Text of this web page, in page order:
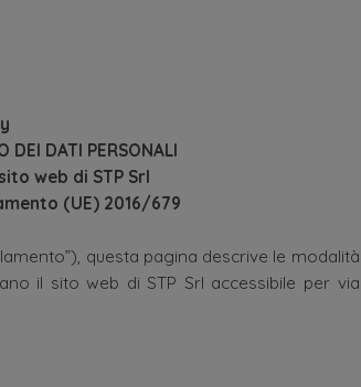
DEI DATI PERSONALI
web di STP Srl
(UE) 2016/679
questa pagina descrive le modalità
il sito web di STP Srl accessibile per via